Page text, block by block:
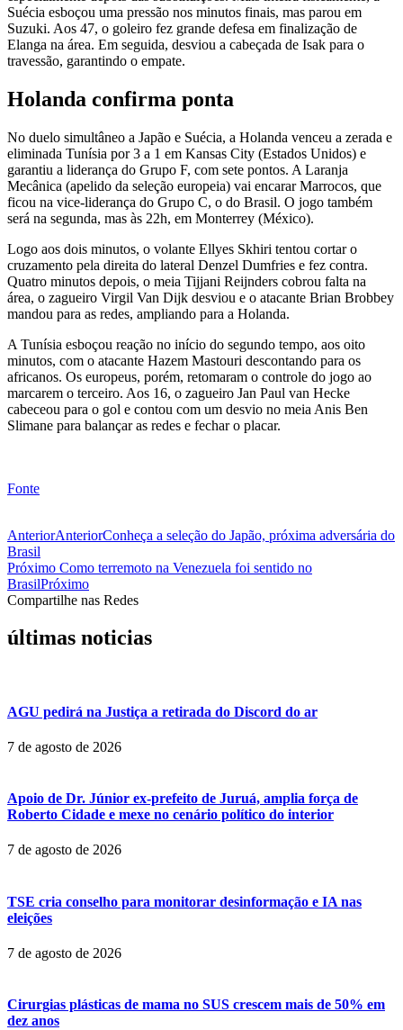
Suécia esboçou uma pressão nos minutos finais, mas parou em
Suzuki. Aos 47, o goleiro fez grande defesa em finalização de
Elanga na área. Em seguida, desviou a cabeçada de Isak para o
travessão, garantindo o empate.
Holanda confirma ponta
No duelo simultâneo a Japão e Suécia, a Holanda venceu a zerada e
eliminada Tunísia por 3 a 1 em Kansas City (Estados Unidos) e
garantiu a liderança do Grupo F, com sete pontos. A Laranja
Mecânica (apelido da seleção europeia) vai encarar Marrocos, que
ficou na vice-liderança do Grupo C, o do Brasil. O jogo também
será na segunda, mas às 22h, em Monterrey (México).
Logo aos dois minutos, o volante Ellyes Skhiri tentou cortar o
cruzamento pela direita do lateral Denzel Dumfries e fez contra.
Quatro minutos depois, o meia Tijjani Reijnders cobrou falta na
área, o zagueiro Virgil Van Dijk desviou e o atacante Brian Brobbey
mandou para as redes, ampliando para a Holanda.
A Tunísia esboçou reação no início do segundo tempo, aos oito
minutos, com o atacante Hazem Mastouri descontando para os
africanos. Os europeus, porém, retomaram o controle do jogo ao
marcarem o terceiro. Aos 16, o zagueiro Jan Paul van Hecke
cabeceou para o gol e contou com um desvio no meia Anis Ben
Slimane para balançar as redes e fechar o placar.
Fonte
AnteriorAnteriorConheça a seleção do Japão, próxima adversária do
Brasil
Próximo Como terremoto na Venezuela foi sentido no
BrasilPróximo
Compartilhe nas Redes
últimas noticias
AGU pedirá na Justiça a retirada do Discord do ar
7 de agosto de 2026
Apoio de Dr. Júnior ex-prefeito de Juruá, amplia força de
Roberto Cidade e mexe no cenário político do interior
7 de agosto de 2026
TSE cria conselho para monitorar desinformação e IA nas
eleições
7 de agosto de 2026
Cirurgias plásticas de mama no SUS crescem mais de 50% em
dez anos